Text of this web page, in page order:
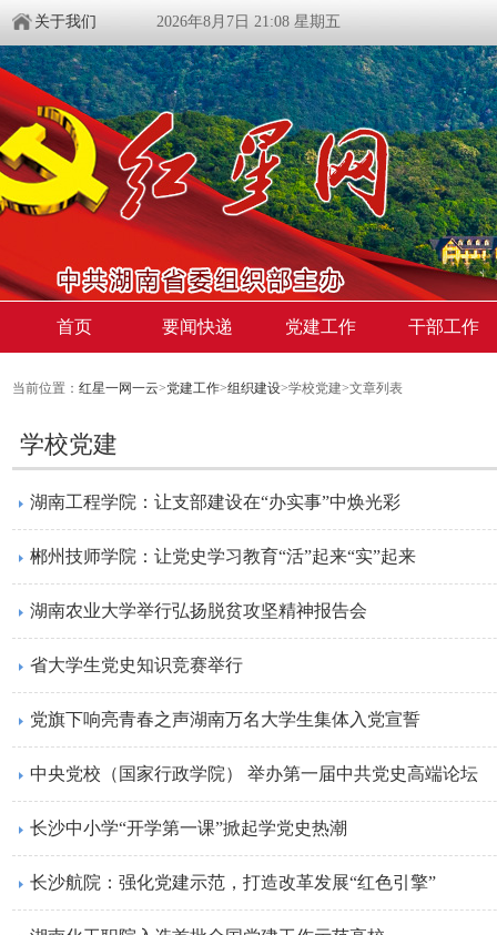
关于我们 2026年8月7日 21:08 星期五
首页 要闻快递 党建工作 干部工作
当前位置： 红星一网一云>党建工作>组织建设>学校党建>文章列表
学校党建
湖南工程学院：让支部建设在“办实事”中焕光彩
郴州技师学院：让党史学习教育“活”起来“实”起来
湖南农业大学举行弘扬脱贫攻坚精神报告会
省大学生党史知识竞赛举行
党旗下响亮青春之声湖南万名大学生集体入党宣誓
中央党校（国家行政学院） 举办第一届中共党史高端论坛
长沙中小学“开学第一课”掀起学党史热潮
长沙航院：强化党建示范，打造改革发展“红色引擎”